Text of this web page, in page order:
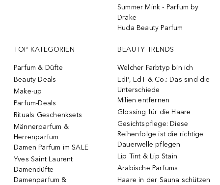
Summer Mink - Parfum by
Drake
Huda Beauty Parfum
TOP KATEGORIEN
Parfum & Düfte
Beauty Deals
Make-up
Parfum-Deals
Rituals Geschenksets
Männerparfum &
Herrenparfum
Damen Parfum im SALE
Yves Saint Laurent
Damendüfte
Damenparfum &
BEAUTY TRENDS
Welcher Farbtyp bin ich
EdP, EdT & Co.: Das sind die
Unterschiede
Milien entfernen
Glossing für die Haare
Gesichtspflege: Diese
Reihenfolge ist die richtige
Dauerwelle pflegen
Lip Tint & Lip Stain
Arabische Parfums
Haare in der Sauna schützen